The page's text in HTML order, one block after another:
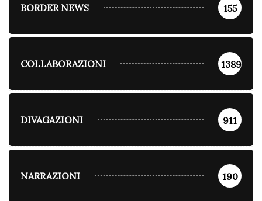
BORDER NEWS 155
COLLABORAZIONI 1389
DIVAGAZIONI 911
NARRAZIONI 190